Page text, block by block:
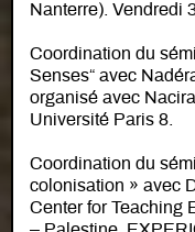
Nanterre). Vendredi
Coordination du
Senses“ avec
organisé avec
Université Paris 8.
Coordination du
colonisation » avec
Center for Teaching